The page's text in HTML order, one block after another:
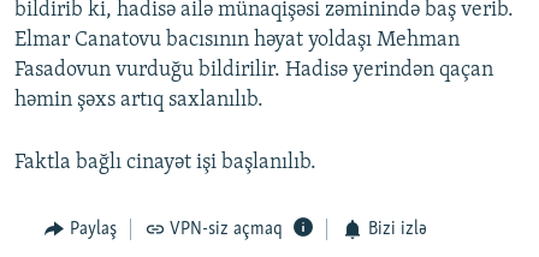
bildirib ki, hadisə ailə münaqişəsi zəminində baş verib.
Elmar Canatovu bacısının həyat yoldaşı Mehman
Fasadovun vurduğu bildirilir. Hadisə yerindən qaçan
həmin şəxs artıq saxlanılıb.
Faktla bağlı cinayət işi başlanılıb.
Paylaş VPN-siz açmaq Bizi izlə